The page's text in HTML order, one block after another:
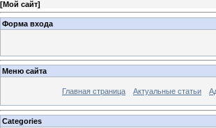
[Мой сайт]
Форма входа
Меню сайта
Главная страница Актуальные статьи
Categories